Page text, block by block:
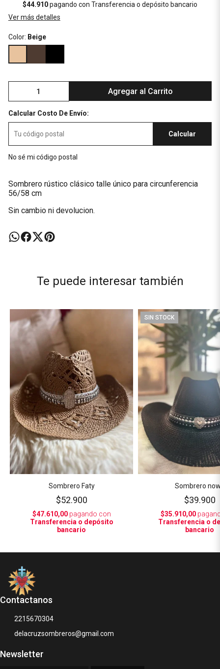
$44.910pagando con Transferencia o depósito bancario
Ver más detalles
Color: Beige
Agregar al Carrito
Calcular Costo De Envío:
Calcular
No sé mi código postal
Sombrero rústico clásico talle único para circunferencia
56/58 cm
Sin cambio ni devolucion.
Te puede interesar también
Sombrero Faty
$52.900
$47.610,00pagando con
Transferencia o depósito
bancario
SIN STOCK
Sombrero
$39.900
$35.910,00
Transferencia o
bancario
Contactanos
2215670304
delacruzsombreros@gmail.com
Newsletter